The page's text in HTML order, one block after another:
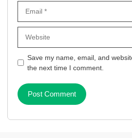
Save my name, email, and
the next time I comment.